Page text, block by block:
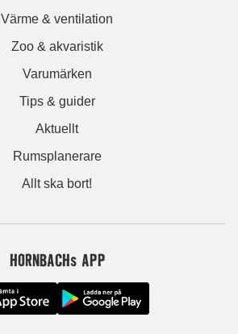
Värme & ventilation
Zoo & akvaristik
Varumärken
Tips & guider
Aktuellt
Rumsplanerare
Allt ska bort!
HORNBACHs APP